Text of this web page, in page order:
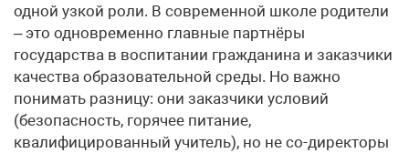
одной узкой роли. В современной школе родители
– это одновременно главные партнёры
государства в воспитании гражданина и заказчики
качества образовательной среды. Но важно
понимать разницу: они заказчики условий
(безопасность, горячее питание,
квалифицированный учитель), но не со-директоры